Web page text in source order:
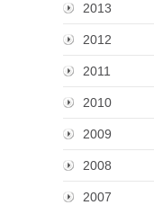
2013
2012
2011
2010
2009
2008
2007